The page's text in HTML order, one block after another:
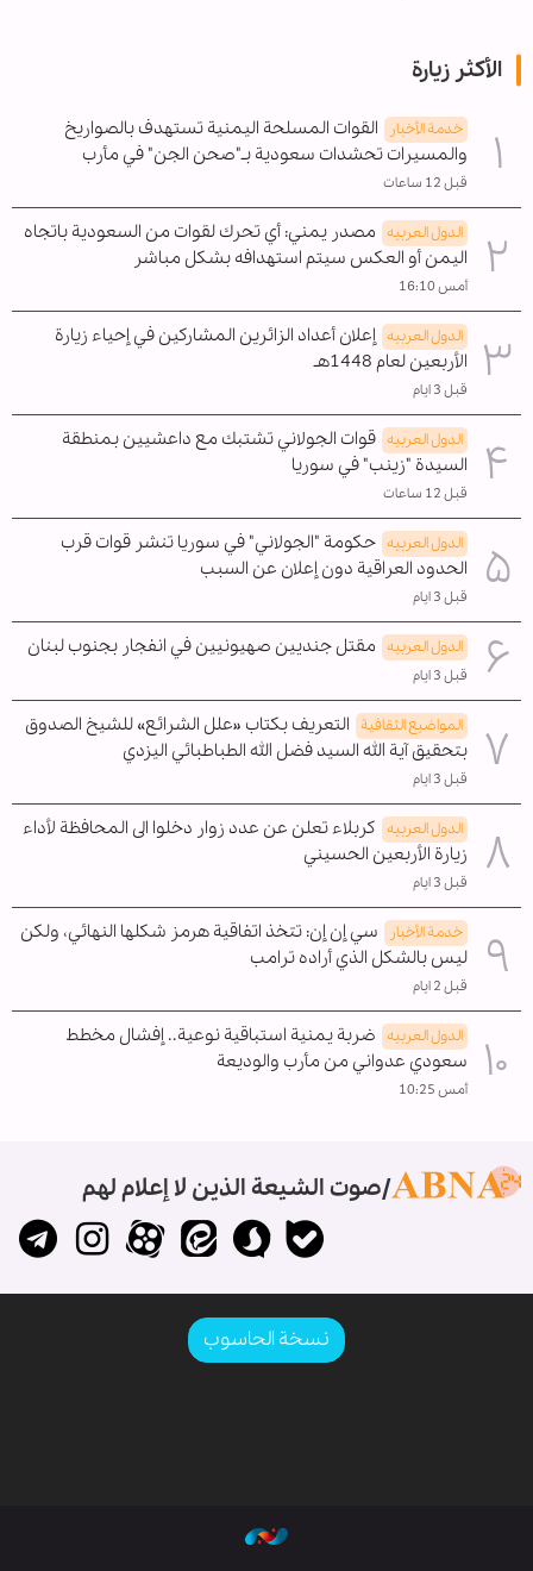
الأكثر زيارة
خدمة الأخبار
القوات المسلحة اليمنية تستهدف بالصواريخ
والمسيرات تحشدات سعودية بـ"صحن الجن" في مأرب
قبل 12 ساعات
الدول العربیه مصدر يمني: أي تحرك لقوات من السعودية باتجاه
اليمن أو العكس سيتم استهدافه بشكل مباشر
أمس 16:10
الدول العربیه إعلان أعداد الزائرين المشاركين في إحياء زيارة
الأربعين لعام 1448هـ
قبل 3 ايام
الدول العربیه قوات الجولاني تشتبك مع داعشيين بمنطقة
السيدة "زينب" في سوريا
قبل 12 ساعات
الدول العربیه حكومة "الجولاني" في سوريا تنشر قوات قرب
الحدود العراقية دون إعلان عن السبب
قبل 3 ايام
الدول العربیه مقتل جنديين صهيونيين في انفجار بجنوب لبنان
قبل 3 ايام
المواضیع الثقافية التعريف بكتاب «علل الشرائع» للشيخ الصدوق
بتحقيق آية الله السيد فضل الله الطباطبائي اليزدي
قبل 3 ايام
الدول العربیه كربلاء تعلن عن عدد زوار دخلوا الى المحافظة لأداء
زيارة الأربعين الحسيني
قبل 3 ايام
خدمة الأخبار
سي إن إن: تتخذ اتفاقية هرمز شكلها النهائي، ولكن
ليس بالشكل الذي أراده ترامب
قبل 2 ايام
الدول العربیه ضربة يمنية استباقية نوعية.. إفشال مخطط
سعودي عدواني من مأرب والوديعة
أمس 10:25
صوت الشيعة الذين لا إعلام لهم
نسخة الحاسوب